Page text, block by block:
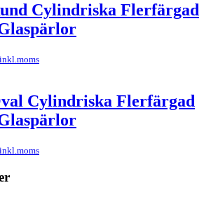
Cylindriska Flerfärgad
inkl.moms
Cylindriska Flerfärgad
inkl.moms